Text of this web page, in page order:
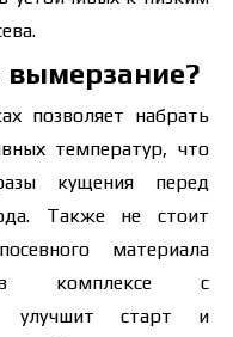
вымерзание?
позволяет набрать
температур, что
кущения перед
Также не стоит
материала
комплексе с
улучшит старт и